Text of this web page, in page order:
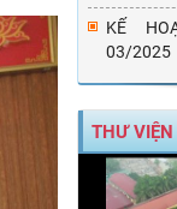
KẾ
03/2025
THƯ VIỆN